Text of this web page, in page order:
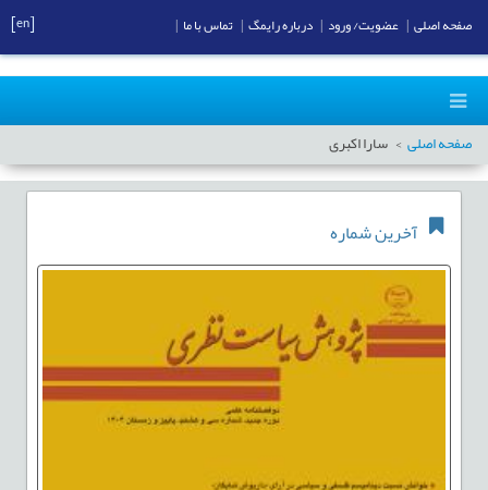
صفحه اصلی سارا اکبری
آخرین شماره
صفحه اصلی عضویت/ ورود درباره رایمگ تماس با ما